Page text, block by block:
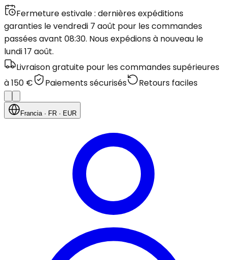
Fermeture estivale : dernières expéditions
garanties le vendredi 7 août pour les commandes
passées avant 08:30. Nous expédions à nouveau le
lundi 17 août.
Livraison gratuite pour les commandes supérieures
à 150 €
Paiements sécurisés Retours faciles
Francia· FR · EUR